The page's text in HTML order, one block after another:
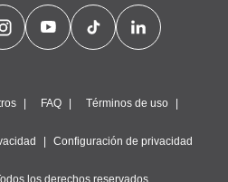
FAQ Términos de uso
Configuración de privacidad
los derechos reservados